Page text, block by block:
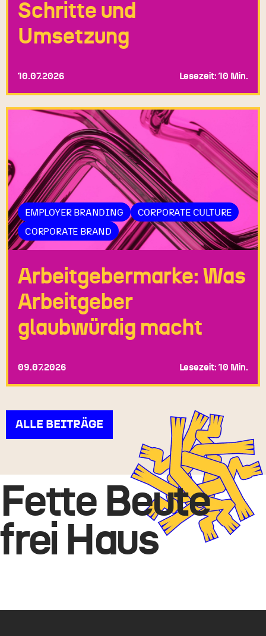
Schritte und
Umsetzung
10.07.2026 Lesezeit: 10 Min.
EMPLOYER BRANDING
CORPORATE CULTURE
CORPORATE BRAND
Arbeitgebermarke: Was
Arbeitgeber
glaubwürdig macht
09.07.2026 Lesezeit: 10 Min.
ALLE BEITRÄGE
Fette Beute
frei Haus